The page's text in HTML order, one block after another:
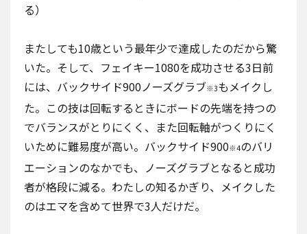
る）
またしても10歳という最年少で達成したのだから驚
いた。そして、フェイキー1080を成功させる3日前
には、バックサイド900ノーズグラブ※3もメイクし
た。この技は回転するときにボードの先端を持つの
でバランスがとりにくく、また回転軸がつくりにく
いために難易度が高い。バックサイド900※4のバリ
エーションのなかでも、ノーズグラブとなると成功
者が格段に減る。わたしの知るかぎり、メイクした
のはエマを含めて世界で3人だけだ。